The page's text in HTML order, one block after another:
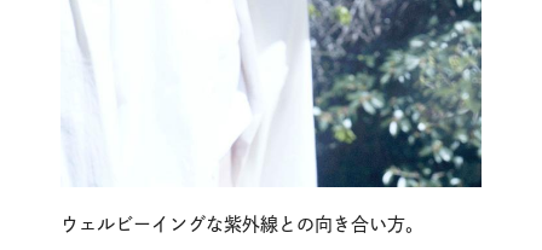
ウェルビーイングな紫外線との向き合い方。